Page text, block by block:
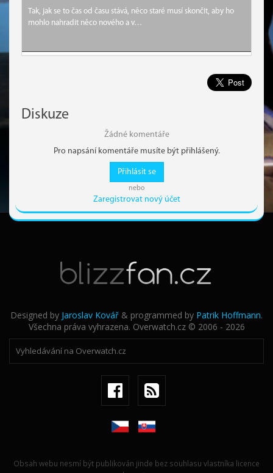
Tak, jak se to čas od času stává, něco staré musí skončit, aby ho
mohlo nahradit něco nového a v…
Diskuze
Žádné komentáře
Pro napsání komentáře musíte být přihlášený.
Přihlásit se
nebo
Zaregistrovat nový účet
Designed by Jaroslav Kovář & programmed by Patrik Hoffmann.
Všechna práva vyhrazena. Overwatch.cz © 2006 - 2026
Obsah webu nesmí být publikován jinde bez souhlasu vlastníka licence